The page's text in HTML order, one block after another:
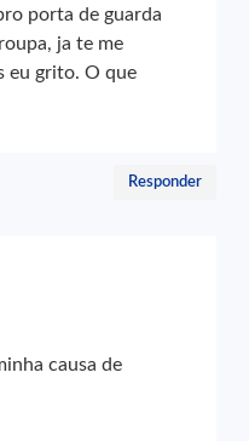
porta de guarda
ja te me
eu grito. O que
Responder
causa de